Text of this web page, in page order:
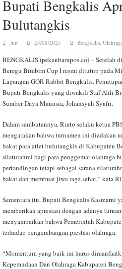
Bupati Bengkalis
Bulutangkis
Jun 25/08/2025 Bengkalis,
BENGKALIS (pekanbarupos.co) – Setelah
Beregu Bimbim Cup I resmi ditutup pada
Lapangan GOR Rabbit Bengkalis.
Bupati Bengkalis yang diwakili Staf Ahli
Sumber Daya Manusia, Johansyah Syafri.
Dalam sambutannya, Rinto selaku ketua
mengatakan bahwa turnamen ini diadakan
bakat para atlet bulutangkis di Kabupaten
silaturahmi bagi para penggemar olahraga
pertandingan tetapi sebagai sarana
bakat dan membuat jiwa raga sehat,” kata
Sementara itu, Bupati Bengkalis Kasmarni
memberikan apresiasi dengan adanya
menyampaikan bahwa Pemerintah
terhadap pengembangan prestasi olahraga.
“Momentum yang baik ini harus
Kepemudaan Dan Olahraga Kabupaten